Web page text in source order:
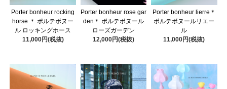
Porter bonheur rocking
horse ＊ ポルテボヌー
ル ロッキングホース
11,000円(税抜)
Porter bonheur rose gar
den＊ ポルテボヌール
ローズガーデン
12,000円(税抜)
Porter bonheur lierre＊
ポルテボヌールリエー
ル
11,000円(税抜)